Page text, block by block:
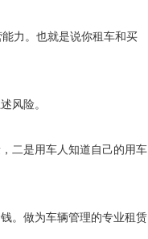
力。也就是说你租车和买
风险。
二是用车人知道自己的用车
。做为车辆管理的专业租赁